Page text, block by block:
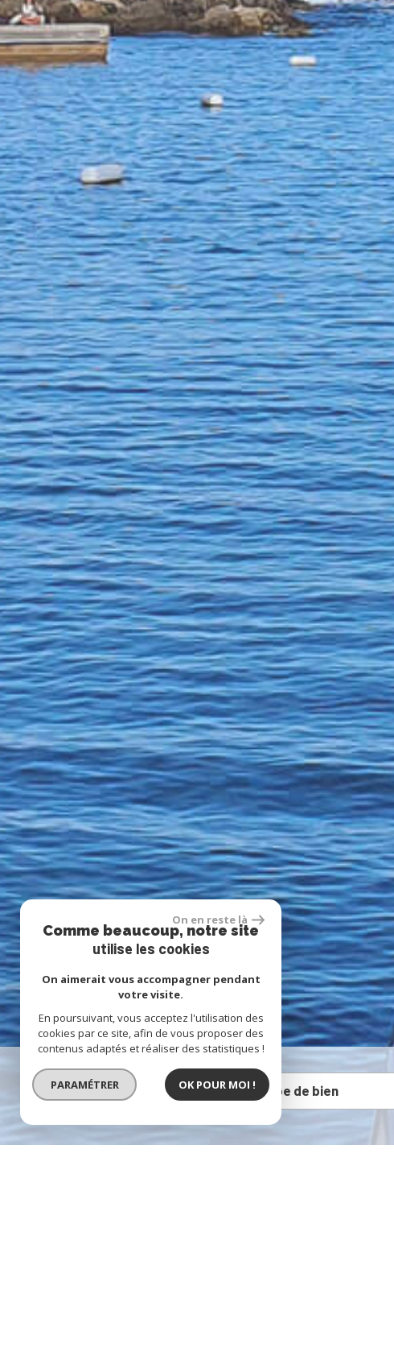
Vente
On en reste là
Comme beaucoup, notre site
utilise les cookies
On aimerait vous accompagner pendant
votre visite.
En poursuivant, vous acceptez l'utilisation des
cookies par ce site, afin de vous proposer des
contenus adaptés et réaliser des statistiques !
PARAMÉTRER OK POUR MOI !